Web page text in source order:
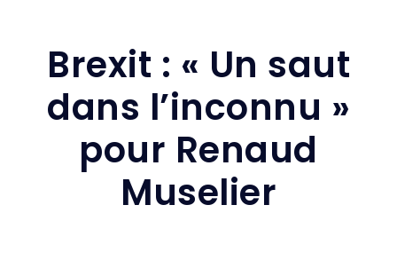
Brexit : « Un saut
dans l’inconnu »
pour Renaud
Muselier